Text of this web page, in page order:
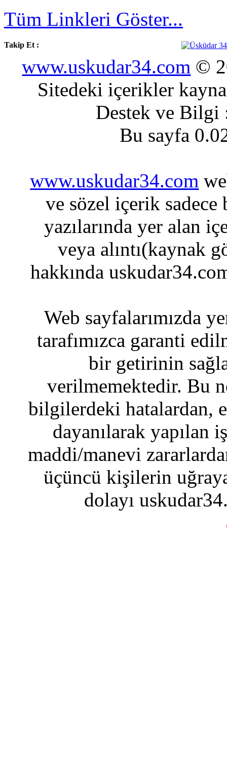
Tüm Linkleri Göster...
Takip Et :
www.uskudar34.com ©
Sitedeki içerikler
Destek ve
Bu sayfa
www.uskudar34.com
ve sözel içerik sadece
yazılarında yer alan
veya alıntı(kaynak
hakkında
Web sayfalarımızda
tarafımızca garanti
bir getirinin
verilmemektedir. Bu
bilgilerdeki hatalardan,
dayanılarak yapılan
maddi/manevi
üçüncü kişilerin
dolayı